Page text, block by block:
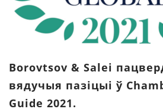
Borovtsov & Salei
вядучыя пазіцыі ў
Guide 2021.